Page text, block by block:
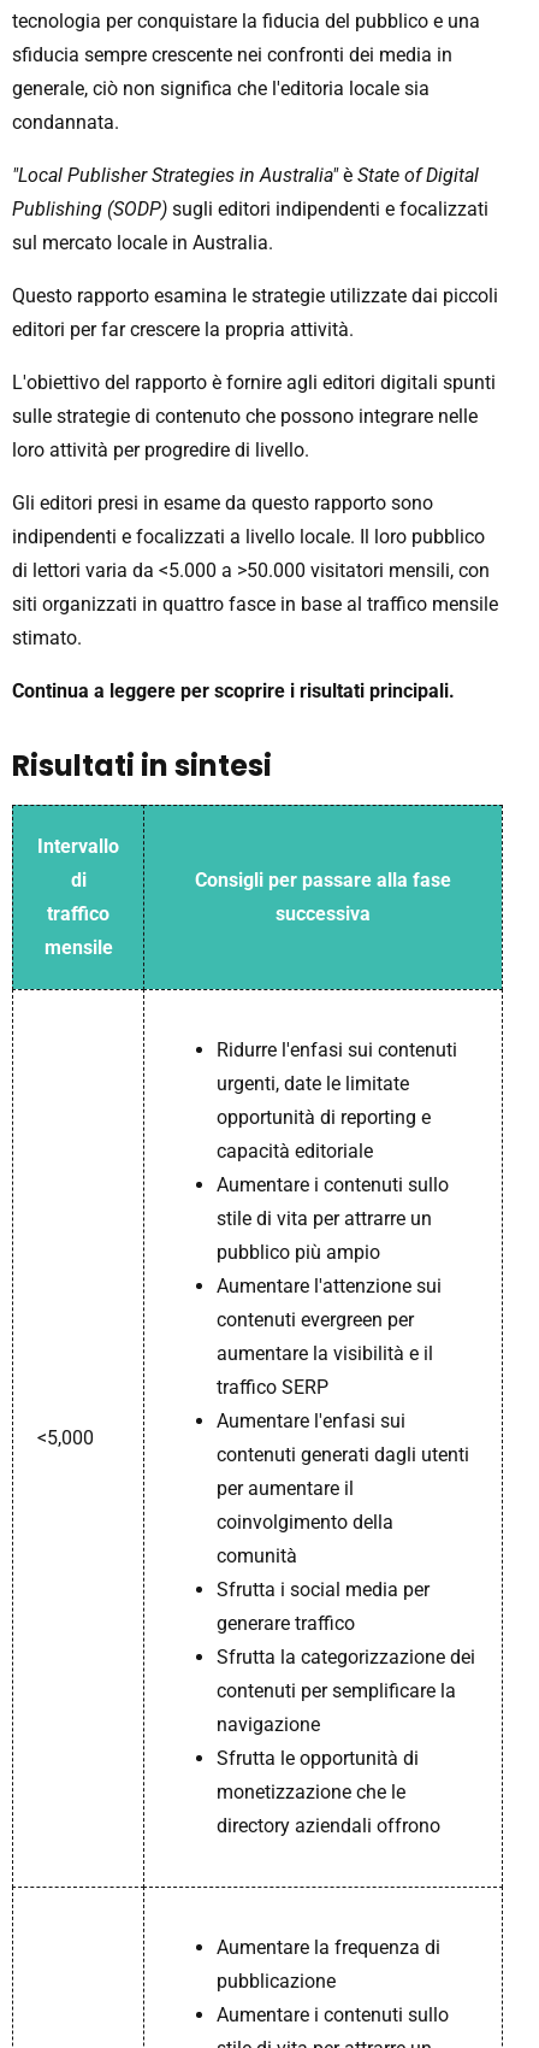
tecnologia per conquistare la fiducia del pubblico e una
sfiducia sempre crescente nei confronti dei media in
generale, ciò non significa che l'editoria locale sia
condannata.
"Local Publisher Strategies in Australia"è State of Digital
Publishing (SODP) sugli editori indipendenti e focalizzati
sul mercato locale in Australia.
Questo rapporto esamina le strategie utilizzate dai piccoli
editori per far crescere la propria attività.
L'obiettivo del rapporto è fornire agli editori digitali spunti
sulle strategie di contenuto che possono integrare nelle
loro attività per progredire di livello.
Gli editori presi in esame da questo rapporto sono
indipendenti e focalizzati a livello locale. Il loro pubblico
di lettori varia da <5.000 a >50.000 visitatori mensili, con
siti organizzati in quattro fasce in base al traffico mensile
stimato.
Continua a leggere per scoprire i risultati principali.
Risultati in sintesi
Intervallo
di
traffico
mensile
Consigli per passare alla fase
successiva
<5,000
Ridurre l'enfasi sui contenuti
urgenti, date le limitate
opportunità di reporting e
capacità editoriale
Aumentare i contenuti sullo
stile di vita per attrarre un
pubblico più ampio
Aumentare l'attenzione sui
contenuti evergreen per
aumentare la visibilità e il
traffico SERP
Aumentare l'enfasi sui
contenuti generati dagli utenti
per aumentare il
coinvolgimento della
comunità
Sfrutta i social media per
generare traffico
Sfrutta la categorizzazione dei
contenuti per semplificare la
navigazione
Sfrutta le opportunità di
monetizzazione che le
directory aziendali offrono
Aumentare la frequenza di
pubblicazione
Aumentare i contenuti sullo